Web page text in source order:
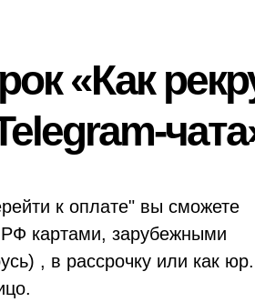
«Как
к оплате" вы сможете
картами, зарубежными
, в рассрочку или как юр.